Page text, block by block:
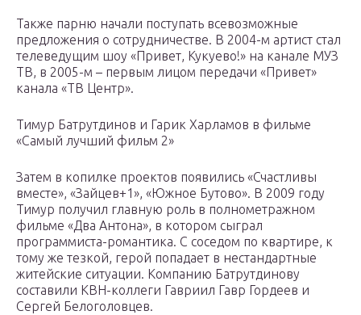
Также парню начали поступать всевозможные
предложения о сотрудничестве. В 2004-м артист стал
телеведущим шоу «Привет, Кукуево!» на канале МУЗ
ТВ, в 2005-м – первым лицом передачи «Привет»
канала «ТВ Центр».
Тимур Батрутдинов и Гарик Харламов в фильме
«Самый лучший фильм 2»
Затем в копилке проектов появились «Счастливы
вместе», «Зайцев+1», «Южное Бутово». В 2009 году
Тимур получил главную роль в полнометражном
фильме «Два Антона», в котором сыграл
программиста-романтика. С соседом по квартире, к
тому же тезкой, герой попадает в нестандартные
житейские ситуации. Компанию Батрутдинову
составили КВН-коллеги Гавриил Гавр Гордеев и
Сергей Белоголовцев.